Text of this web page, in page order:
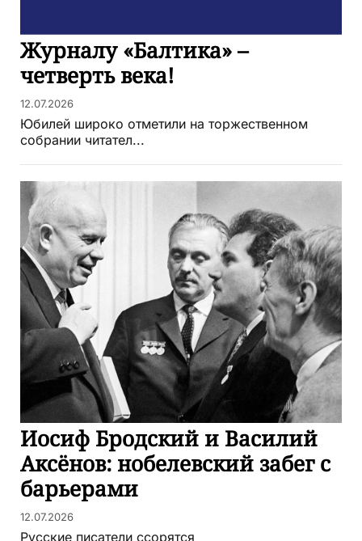
Журналу «Балтика» –
четверть века!
12.07.2026
Юбилей широко отметили на торжественном
собрании читател...
Иосиф Бродский и Василий
Аксёнов: нобелевский забег с
барьерами
12.07.2026
Русские писатели ссорятся